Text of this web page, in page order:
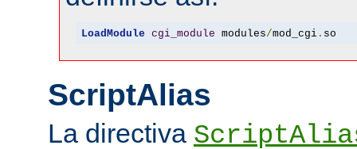
LoadModule cgi_module modules/mod_cgi. so
ScriptAlias
La directiva